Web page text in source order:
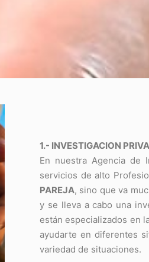
1.- INVESTIGACION
En nuestra Agencia de
servicios de alto
PAREJA, sino que va
y se lleva a cabo una
están especializados en
ayudarte en diferentes
variedad de situaciones.